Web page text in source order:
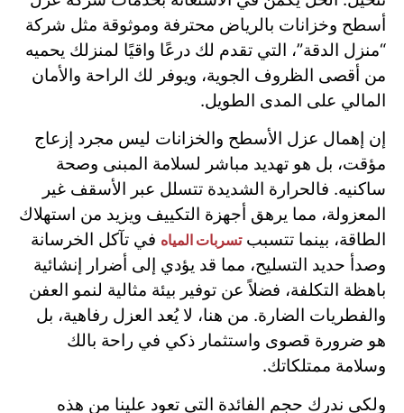
أسطح وخزانات بالرياض محترفة وموثوقة مثل شركة
“منزل الدقة”، التي تقدم لك درعًا واقيًا لمنزلك يحميه
من أقصى الظروف الجوية، ويوفر لك الراحة والأمان
المالي على المدى الطويل.
إن إهمال عزل الأسطح والخزانات ليس مجرد إزعاج
مؤقت، بل هو تهديد مباشر لسلامة المبنى وصحة
ساكنيه. فالحرارة الشديدة تتسلل عبر الأسقف غير
المعزولة، مما يرهق أجهزة التكييف ويزيد من استهلاك
الطاقة، بينما تتسببتسربات المياه في تآكل الخرسانة
وصدأ حديد التسليح، مما قد يؤدي إلى أضرار إنشائية
باهظة التكلفة، فضلاً عن توفير بيئة مثالية لنمو العفن
والفطريات الضارة. من هنا، لا يُعد العزل رفاهية، بل
هو ضرورة قصوى واستثمار ذكي في راحة بالك
وسلامة ممتلكاتك.
ولكي ندرك حجم الفائدة التي تعود علينا من هذه